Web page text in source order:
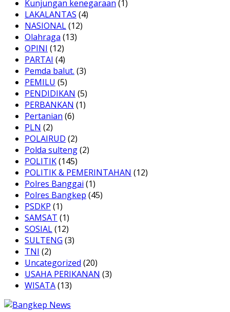
Kunjungan kenegaraan (1)
LAKALANTAS (4)
NASIONAL(12)
Olahraga (13)
OPINI (12)
PARTAI (4)
Pemda balut. (3)
PEMILU (5)
PENDIDIKAN (5)
PERBANKAN (1)
Pertanian (6)
PLN (2)
POLAIRUD (2)
Polda sulteng(2)
POLITIK(145)
POLITIK & PEMERINTAHAN (12)
Polres Banggai (1)
Polres Bangkep (45)
PSDKP (1)
SAMSAT (1)
SOSIAL(12)
SULTENG (3)
TNI (2)
Uncategorized (20)
USAHA PERIKANAN (3)
WISATA(13)